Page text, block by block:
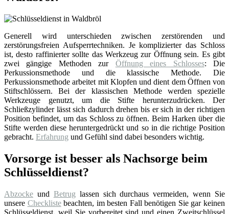
Generell wird unterschieden zwischen zerstörenden und
zerstörungsfreien Aufsperrtechniken. Je komplizierter das Schloss
ist, desto raffinierter sollte das Werkzeug zur Öffnung sein. Es gibt
zwei gängige Methoden zur Öffnung eines Schlosses: Die
Perkussionsmethode und die klassische Methode. Die
Perkussionsmethode arbeitet mit Klopfen und dient dem Öffnen von
Stiftschlössern. Bei der klassischen Methode werden spezielle
Werkzeuge genutzt, um die Stifte herunterzudrücken. Der
Schließzylinder lässt sich dadurch drehen bis er sich in der richtigen
Position befindet, um das Schloss zu öffnen. Beim Harken über die
Stifte werden diese heruntergedrückt und so in die richtige Position
gebracht. Erfahrung und Gefühl sind dabei besonders wichtig.
Vorsorge ist besser als Nachsorge beim
Schlüsseldienst?
Abzocke und Betrug lassen sich durchaus vermeiden, wenn Sie
unsere Checklistebeachten, im besten Fall benötigen Sie gar keinen
Schlüsseldienst, weil Sie vorbereitet sind und einen Zweitschlüssel